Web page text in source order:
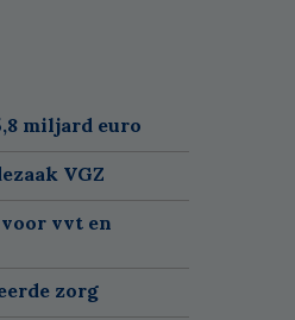
miljard euro
VGZ
vvt en
zorg